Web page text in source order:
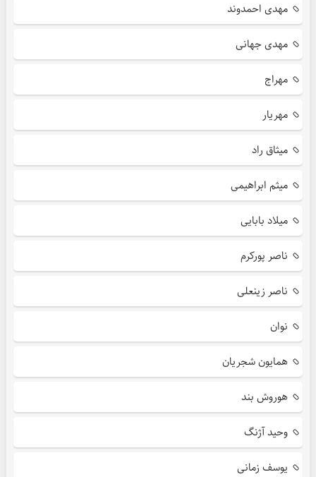
مهدی احمدوند
مهدی جهانی
مهراج
مهریار
میثاق راد
میثم ابراهیمی
میلاد بابایی
ناصر پورکرم
ناصر زینعلی
نوان
همایون شجریان
هوروش بند
وحید آژنگ
یوسف زمانی